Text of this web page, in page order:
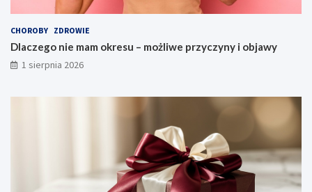
CHOROBY ZDROWIE
Dlaczego nie mam okresu – możliwe przyczyny i objawy
1 sierpnia 2026